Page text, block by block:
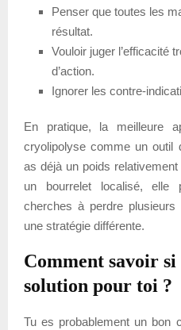
Penser que toutes les
résultat.
Vouloir juger l’efficacité
d’action.
Ignorer les contre-
En pratique, la meilleure
cryolipolyse comme un outil
as déjà un poids
un bourrelet localisé, elle
cherches à perdre
une stratégie différente.
Comment savoir si
solution pour toi ?
Tu es probablement un bon